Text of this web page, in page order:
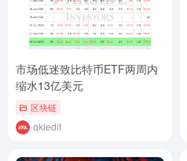
市场低迷致比特币ETF两周内
缩水13亿美元
区块链
qkledit